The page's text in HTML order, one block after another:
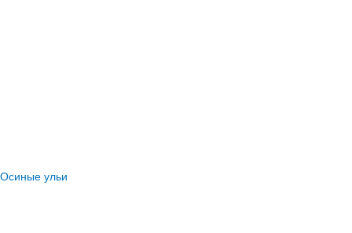
Осиные ульи